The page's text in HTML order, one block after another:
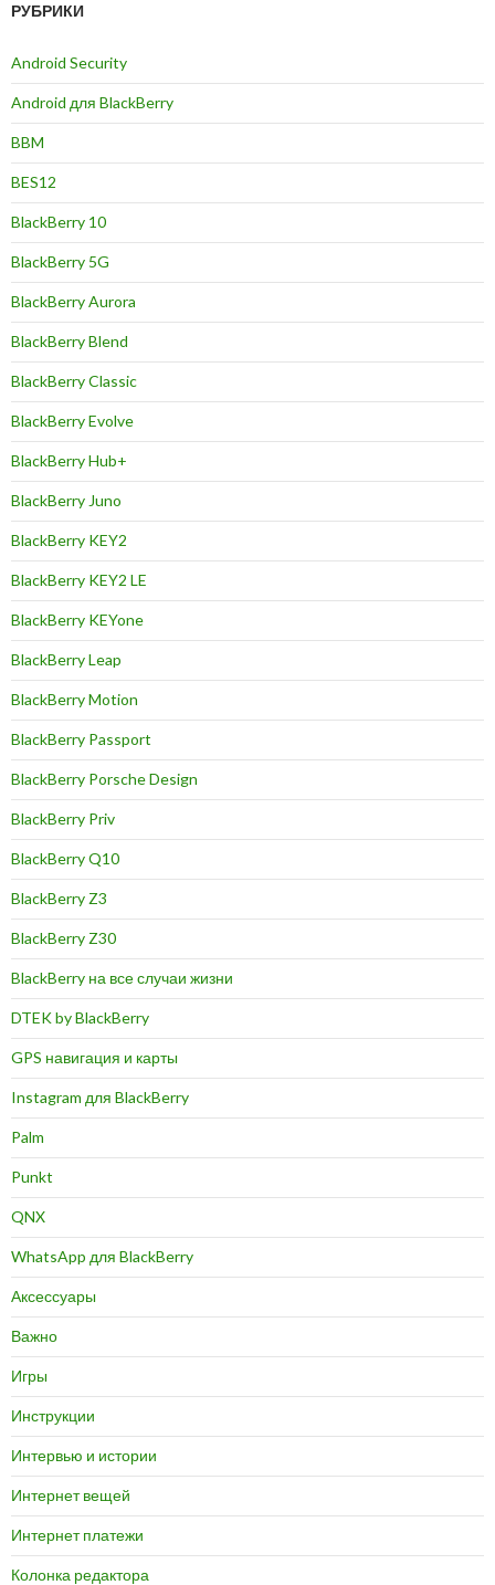
РУБРИКИ
Android Security
Android для BlackBerry
BBM
BES12
BlackBerry 10
BlackBerry 5G
BlackBerry Aurora
BlackBerry Blend
BlackBerry Classic
BlackBerry Evolve
BlackBerry Hub+
BlackBerry Juno
BlackBerry KEY2
BlackBerry KEY2 LE
BlackBerry KEYone
BlackBerry Leap
BlackBerry Motion
BlackBerry Passport
BlackBerry Porsche Design
BlackBerry Priv
BlackBerry Q10
BlackBerry Z3
BlackBerry Z30
BlackBerry на все случаи жизни
DTEK by BlackBerry
GPS навигация и карты
Instagram для BlackBerry
Palm
Punkt
QNX
WhatsApp для BlackBerry
Аксессуары
Важно
Игры
Инструкции
Интервью и истории
Интернет вещей
Интернет платежи
Колонка редактора